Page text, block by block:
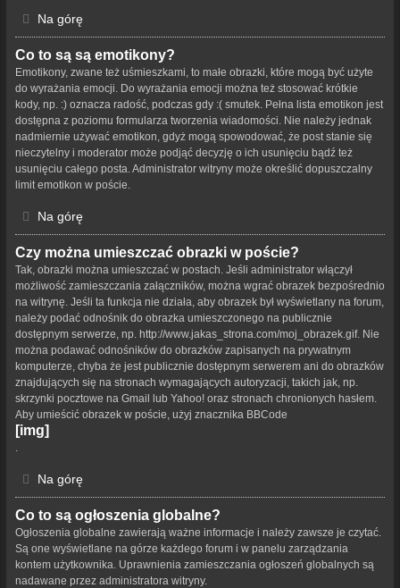
Na górę
Co to są są emotikony?
Emotikony, zwane też uśmieszkami, to małe obrazki, które mogą być użyte
do wyrażania emocji. Do wyrażania emocji można też stosować krótkie
kody, np. :) oznacza radość, podczas gdy :( smutek. Pełna lista emotikon jest
dostępna z poziomu formularza tworzenia wiadomości. Nie należy jednak
nadmiernie używać emotikon, gdyż mogą spowodować, że post stanie się
nieczytelny i moderator może podjąć decyzję o ich usunięciu bądź też
usunięciu całego posta. Administrator witryny może określić dopuszczalny
limit emotikon w poście.
Na górę
Czy można umieszczać obrazki w poście?
Tak, obrazki można umieszczać w postach. Jeśli administrator włączył
możliwość zamieszczania załączników, można wgrać obrazek bezpośrednio
na witrynę. Jeśli ta funkcja nie działa, aby obrazek był wyświetlany na forum,
należy podać odnośnik do obrazka umieszczonego na publicznie
dostępnym serwerze, np. http://www.jakas_strona.com/moj_obrazek.gif. Nie
można podawać odnośników do obrazków zapisanych na prywatnym
komputerze, chyba że jest publicznie dostępnym serwerem ani do obrazków
znajdujących się na stronach wymagających autoryzacji, takich jak, np.
skrzynki pocztowe na Gmail lub Yahoo! oraz stronach chronionych hasłem.
Aby umieścić obrazek w poście, użyj znacznika BBCode
[img]
Na górę
Co to są ogłoszenia globalne?
Ogłoszenia globalne zawierają ważne informacje i należy zawsze je czytać.
Są one wyświetlane na górze każdego forum i w panelu zarządzania
kontem użytkownika. Uprawnienia zamieszczania ogłoszeń globalnych są
nadawane przez administratora witryny.